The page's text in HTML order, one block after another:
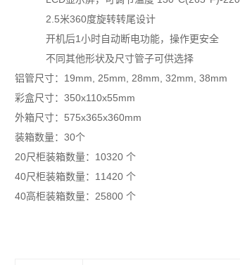
2.5米360度旋转转尾设计
开机后1小时自动断电功能，操作更安全
不同其他形状及尺寸管子可供选择
铝管尺寸：19mm, 25mm, 28mm, 32mm, 38mm
彩盒尺寸：350x110x55mm
外箱尺寸：575x365x360mm
装箱数量：30个
20尺柜装箱数量：10320 个
40尺柜装箱数量：11420 个
40高柜装箱数量：25800 个